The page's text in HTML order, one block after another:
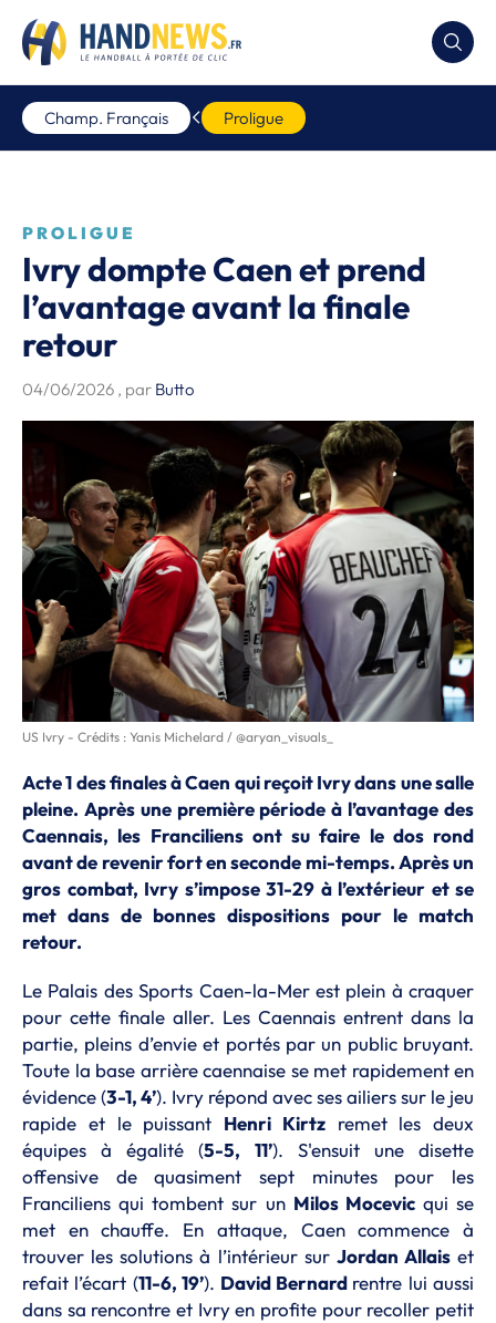
Champ. Français Proligue
PROLIGUE
Ivry dompte Caen et prend
l’avantage avant la finale
retour
04/06/2026 , par Butto
US Ivry - Crédits : Yanis Michelard / @aryan_visuals_
Acte 1 des finales à Caen qui reçoit Ivry dans une salle
pleine. Après une première période à l’avantage des
Caennais, les Franciliens ont su faire le dos rond
avant de revenir fort en seconde mi-temps. Après un
gros combat, Ivry s’impose 31-29 à l’extérieur et se
met dans de bonnes dispositions pour le match
retour.
Le Palais des Sports Caen-la-Mer est plein à craquer
pour cette finale aller. Les Caennais entrent dans la
partie, pleins d’envie et portés par un public bruyant.
Toute la base arrière caennaise se met rapidement en
évidence (3-1, 4’). Ivry répond avec ses ailiers sur le jeu
rapide et le puissant Henri Kirtzremet les deux
équipes à égalité (5-5, 11’). S'ensuit une disette
offensive de quasiment sept minutes pour les
Franciliens qui tombent sur un Milos Mocevicqui se
met en chauffe. En attaque, Caen commence à
trouver les solutions à l’intérieur sur Jordan Allaiset
refait l’écart (11-6, 19’). David Bernard rentre lui aussi
dans sa rencontre et Ivry en profite pour recoller petit